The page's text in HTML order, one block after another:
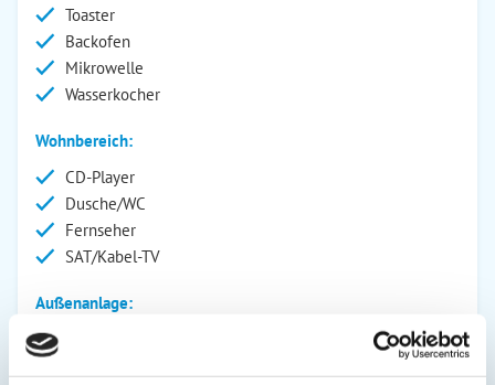
Toaster
Backofen
Mikrowelle
Wasserkocher
Wohnbereich:
CD-Player
Dusche/WC
Fernseher
SAT/Kabel-TV
Außenanlage: